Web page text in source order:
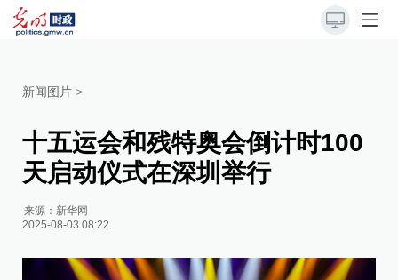
新闻图片 >
十五运会和残特奥会倒计时100
天启动仪式在深圳举行
来源： 新华网
2025-08-03 08:22